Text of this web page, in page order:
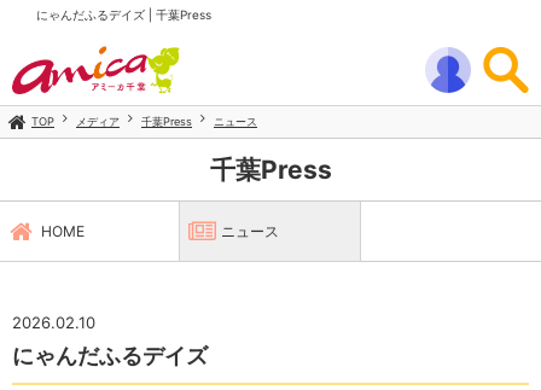
にゃんだふるデイズ | 千葉Press
TOP メディア 千葉Press ニュース
千葉Press
HOME ニュース
2026.02.10
にゃんだふるデイズ